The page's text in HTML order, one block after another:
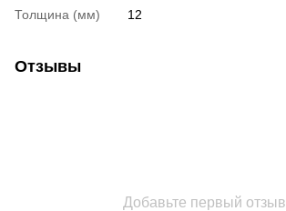
Толщина (мм)
12
Отзывы
Добавьте первый отзыв